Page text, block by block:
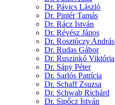
Dr. Pávics László
Dr. Pintér Tamás
Dr. Rácz István
Dr. Révész János
Dr. Rosztóczy András
Dr. Rudas Gábor
Dr. Ruszinkó Viktória
Dr. Sápy Péter
Dr. Sarlós Patrícia
Dr. Schaff Zsuzsa
Dr. Schwab Richárd
Dr. Sipőcz István